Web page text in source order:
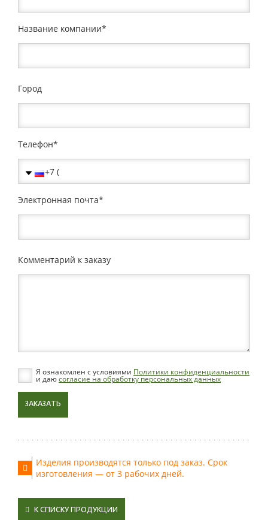
Название компании
Город
Телефон
Электронная почта
Комментарий к заказу
Я ознакомлен с условиями Политики конфиденциальности
и даюсогласие на обработку персональных данных
ЗАКАЗАТЬ
Изделия производятся только под заказ. Срок
изготовления — от 3 рабочих дней.
К СПИСКУ ПРОДУКЦИИ